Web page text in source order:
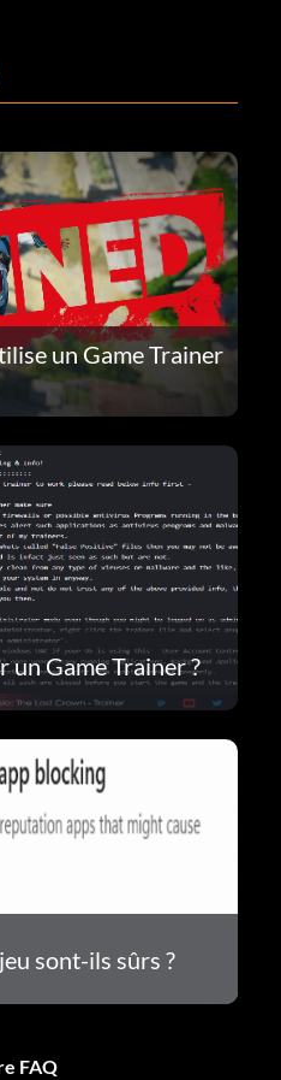
un Game Trainer
un Game Trainer ?
sont-ils sûrs ?
FAQ